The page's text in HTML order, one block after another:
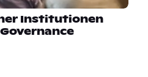
Institutionen